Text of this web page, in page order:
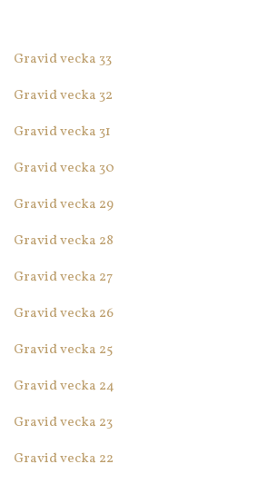
Gravid vecka 33
Gravid vecka 32
Gravid vecka 31
Gravid vecka 30
Gravid vecka 29
Gravid vecka 28
Gravid vecka 27
Gravid vecka 26
Gravid vecka 25
Gravid vecka 24
Gravid vecka 23
Gravid vecka 22